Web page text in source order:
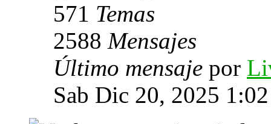
571 Temas
2588 Mensajes
Último mensaje por
Sab Dic 20, 2025